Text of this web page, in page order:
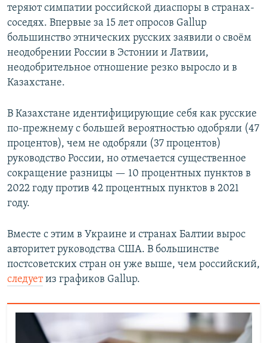
теряют симпатии российской диаспоры в странах-
соседях. Впервые за 15 лет опросов Gallup
большинство этнических русских заявили о своём
неодобрении России в Эстонии и Латвии,
неодобрительное отношение резко выросло и в
Казахстане.
В Казахстане идентифицирующие себя как русские
по-прежнему с большей вероятностью одобряли (47
процентов), чем не одобряли (37 процентов)
руководство России, но отмечается существенное
сокращение разницы — 10 процентных пунктов в
2022 году против 42 процентных пунктов в 2021
году.
Вместе с этим в Украине и странах Балтии вырос
авторитет руководства США. В большинстве
постсоветских стран он уже выше, чем российский,
следуетиз графиков Gallup.